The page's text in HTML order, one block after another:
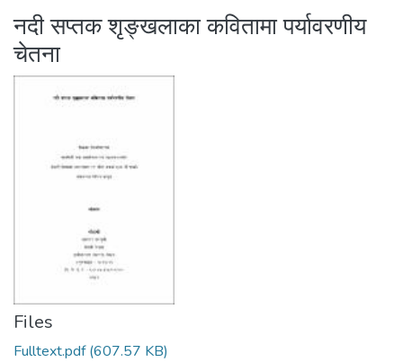
नदी सप्तक शृङ्खलाका कवितामा पर्यावरणीय
चेतना
Files
Fulltext.pdf(607.57 KB)